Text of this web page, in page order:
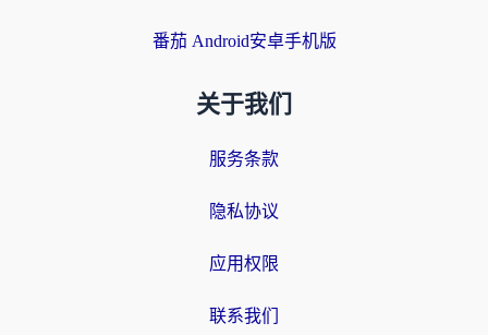
番茄 Android安卓手机版
关于我们
服务条款
隐私协议
应用权限
联系我们